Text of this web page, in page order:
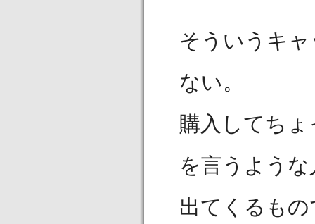
そういうキ
ない。
購入してち
を言うような
出てくるも